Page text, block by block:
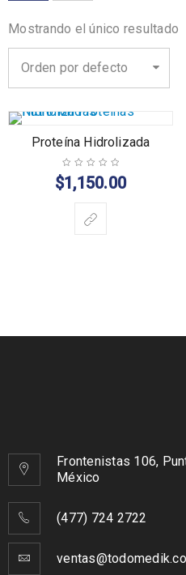
Mostrando el único resultado
Orden por defecto
Proteína Hidrolizada
$1,150.00
Frontenistas 106,
México
(477) 724 2722